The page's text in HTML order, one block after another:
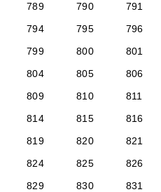
789
790 791
794
795 796
799
800 801
804
805 806
809
810 811
814
815 816
819
820 821
824
825 826
829
830 831